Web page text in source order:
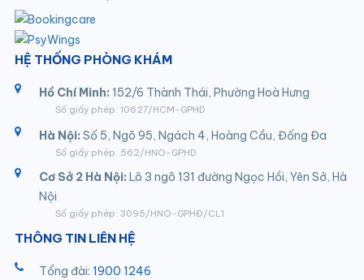
HỆ THỐNG PHÒNG KHÁM
Hồ Chí Minh: 152/6 Thành Thái, Phường Hoà Hưng
Số giấy phép: 10627/HCM-GPHD
Hà Nội: Số 5, Ngõ 95, Ngách 4, Hoàng Cầu, Đống Đa
Số giấy phép: 562/HNO-GPHD
Cơ Sở 2 Hà Nội: Lô 3 ngõ 131 đường Ngọc Hồi, Yên Sở, Hà
Nội
Số giấy phép: 3095/HNO-GPHĐ/CL1
THÔNG TIN LIÊN HỆ
Tổng đài: 1900 1246